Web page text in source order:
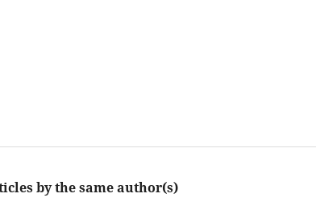
by the same author(s)